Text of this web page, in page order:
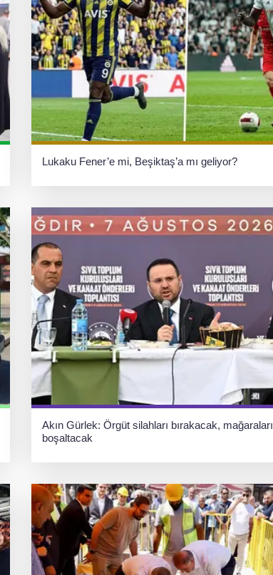
Lukaku Fener’e mi, Beşiktaş’a mı geliyor?
Akın Gürlek: Örgüt silahları bırakacak, mağaraları
boşaltacak